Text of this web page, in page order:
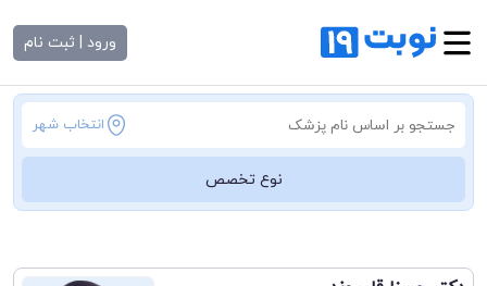
ورود | ثبت نام
انتخاب شهر
نوع تخصص